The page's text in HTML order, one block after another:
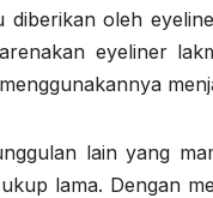
oleh
eyeliner
lain yang
lama. Dengan